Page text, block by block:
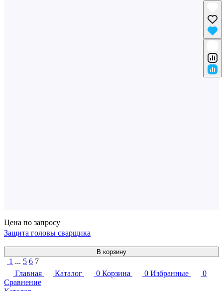
Цена по запросу
Защита головы сварщика
В корзину
1 ... 5 6 7
Главная
Каталог 0 Корзина 0 Избранные
0
Сравнение